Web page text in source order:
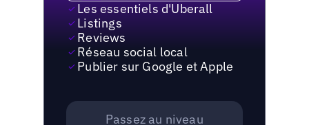
Les essentiels d'Uberall
Listings
Reviews
Réseau social local
Publier sur Google et Apple
Passez au niveau